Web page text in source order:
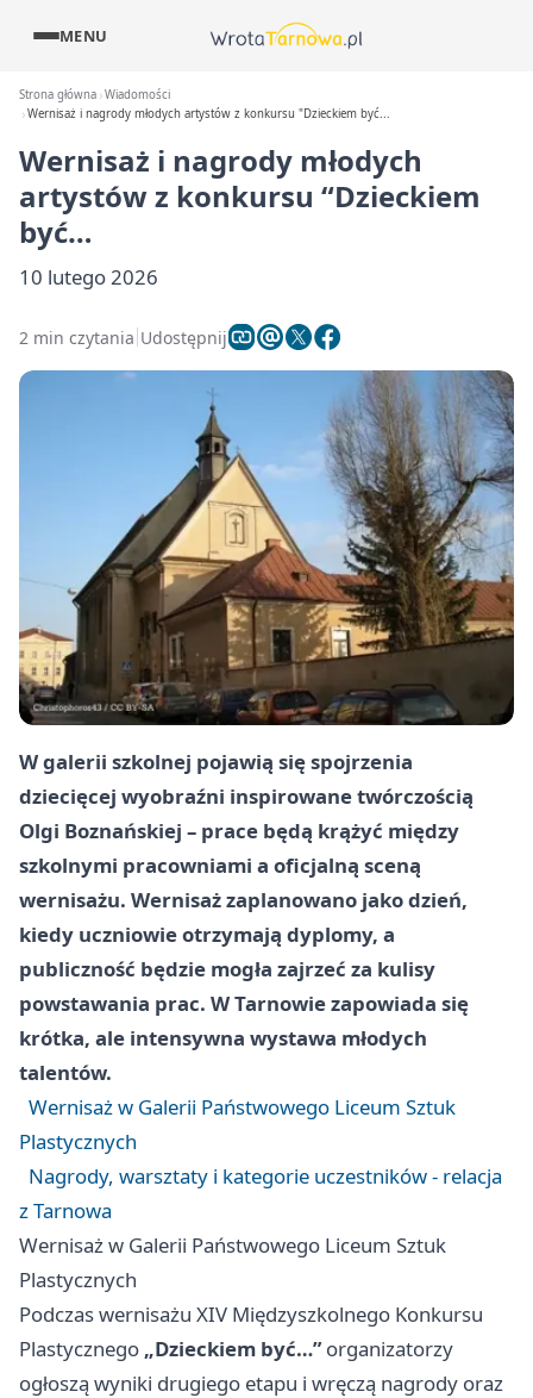
MENU
Strona główna Wiadomości
Wernisaż i nagrody młodych artystów z konkursu "Dzieckiem być...
Wernisaż i nagrody młodych
artystów z konkursu “Dzieckiem
być…
10 lutego 2026
2 min czytania Udostępnij
W galerii szkolnej pojawią się spojrzenia
dziecięcej wyobraźni inspirowane twórczością
Olgi Boznańskiej – prace będą krążyć między
szkolnymi pracowniami a oficjalną sceną
wernisażu. Wernisaż zaplanowano jako dzień,
kiedy uczniowie otrzymają dyplomy, a
publiczność będzie mogła zajrzeć za kulisy
powstawania prac. W Tarnowie zapowiada się
krótka, ale intensywna wystawa młodych
talentów.
Wernisaż w Galerii Państwowego Liceum Sztuk
Plastycznych
Nagrody, warsztaty i kategorie uczestników - relacja
z Tarnowa
Wernisaż w Galerii Państwowego Liceum Sztuk
Plastycznych
Podczas wernisażu XIV Międzyszkolnego Konkursu
Plastycznego „Dzieckiem być…”organizatorzy
ogłoszą wyniki drugiego etapu i wręczą nagrody oraz